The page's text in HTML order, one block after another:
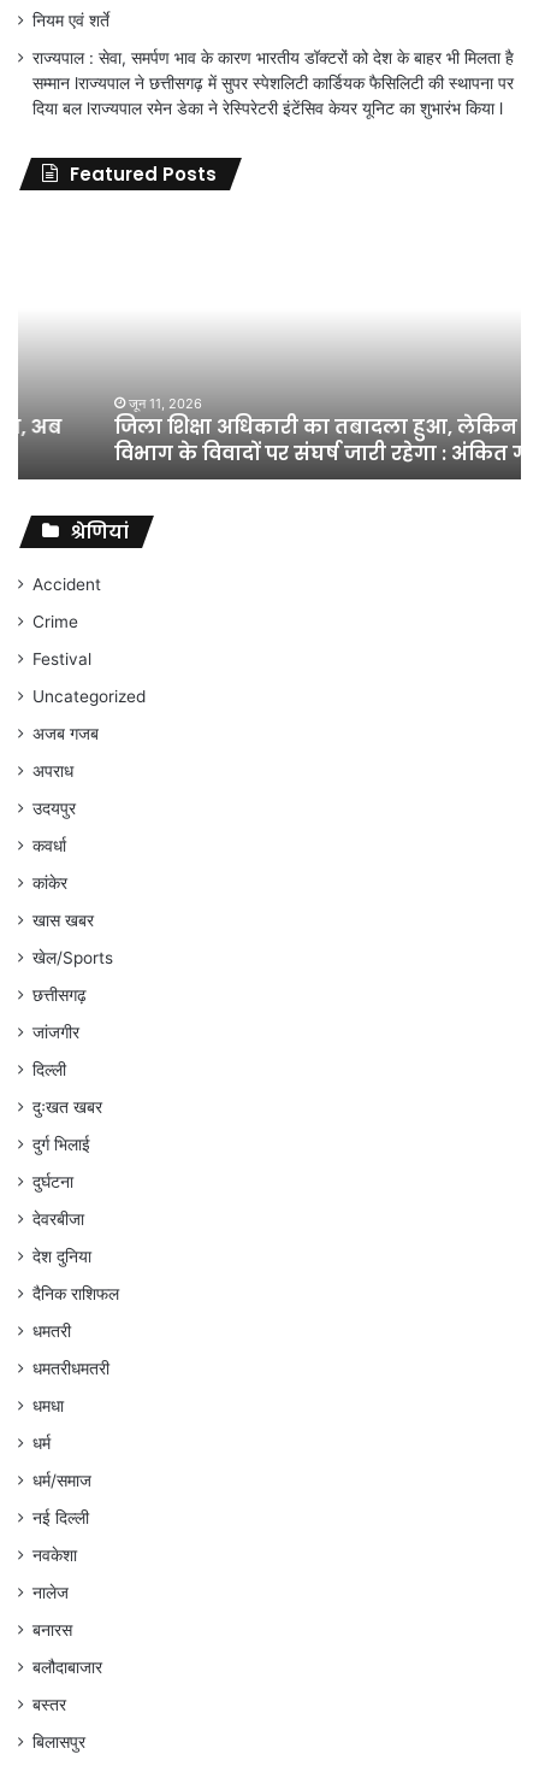
नियम एवं शर्ते
राज्यपाल : सेवा, समर्पण भाव के कारण भारतीय डॉक्टरों को देश के बाहर भी मिलता है
सम्मान lराज्यपाल ने छत्तीसगढ़ में सुपर स्पेशलिटी कार्डियक फैसिलिटी की स्थापना पर
दिया बल lराज्यपाल रमेन डेका ने रेस्पिरेटरी इंटेंसिव केयर यूनिट का शुभारंभ किया l
Featured Posts
विभाग
विवादों
संघर्ष
जारी
रहेगा
अंकित
गौरहा
जून 11, 2026
जिला शिक्षा अधिकारी का तबादला हुआ, लेकिन शिक्षा
विभाग के विवादों पर संघर्ष जारी रहेगा : अंकित गौरहा
श्रेणियां
Accident
Crime
Festival
Uncategorized
अजब गजब
अपराध
उदयपुर
कवर्धा
कांकेर
खास खबर
खेल/Sports
छत्तीसगढ़
जांजगीर
दिल्ली
दुःखत खबर
दुर्ग भिलाई
दुर्घटना
देवरबीजा
देश दुनिया
दैनिक राशिफल
धमतरी
धमतरीधमतरी
धमधा
धर्म
धर्म/समाज
नई दिल्ली
नवकेशा
नालेज
बनारस
बलौदाबाजार
बस्तर
बिलासपुर